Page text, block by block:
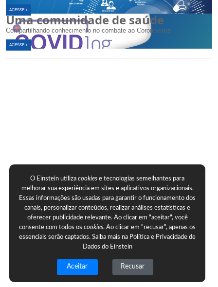
ACESSE >
Uma comunidade de saúde
Compartilhando conhecimento no combate ao Coronavírus
ACESSE >
O Einstein utilizacookies e tecnologias semelhantes para
melhorar sua experiência em sites e aplicativos organizacionais.
Essas informações são usadas para garantir o funcionamento dos
canais, personalizar conteúdos, realizar análises estatísticas e
oferecer publicidade relevante. Ao clicar em "aceitar", você
consente com todos oscookies. Ao clicar em "recusar", apenas os
essenciais serão captados. Saiba mais na Política e Privacidade de
Dados do Einstein
Aceitar Recusar